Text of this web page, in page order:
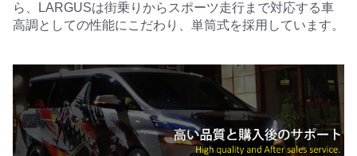
ら、LARGUSは街乗りからスポーツ走行まで対応する車
高調としての性能にこだわり、単筒式を採用しています。